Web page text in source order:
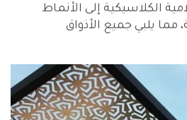
الكلاسيكية إلى الأنماط
مما يلبي جميع الأذواق